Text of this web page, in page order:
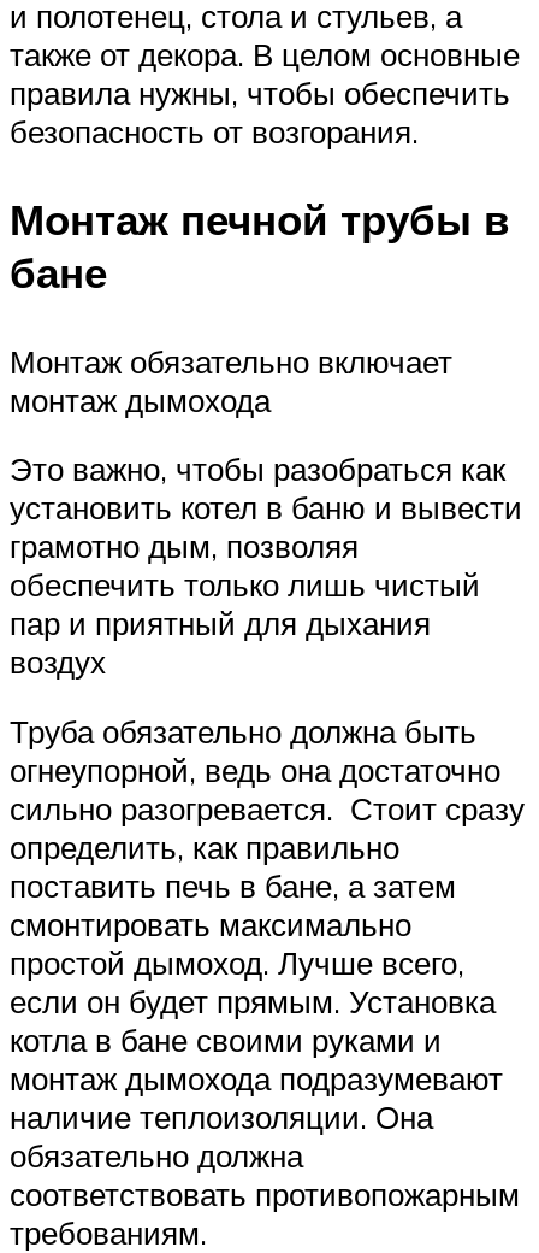
и полотенец, стола и стульев, а
также от декора. В целом основные
правила нужны, чтобы обеспечить
безопасность от возгорания.
Монтаж печной трубы в
бане
Монтаж обязательно включает
монтаж дымохода
Это важно, чтобы разобраться как
установить котел в баню и вывести
грамотно дым, позволяя
обеспечить только лишь чистый
пар и приятный для дыхания
воздух
Труба обязательно должна быть
огнеупорной, ведь она достаточно
сильно разогревается. Стоит сразу
определить, как правильно
поставить печь в бане, а затем
смонтировать максимально
простой дымоход. Лучше всего,
если он будет прямым. Установка
котла в бане своими руками и
монтаж дымохода подразумевают
наличие теплоизоляции. Она
обязательно должна
соответствовать противопожарным
требованиям.